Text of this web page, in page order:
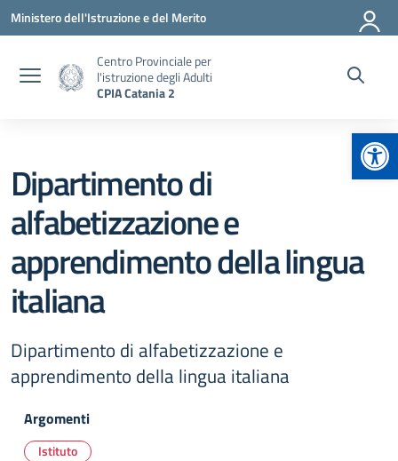
Vai ai contenuti
Vai al menu di navigazione
Vai al footer
Ministero dell'Istruzione e del Merito
Centro Provinciale per
l'istruzione degli Adulti
CPIA Catania 2
Dipartimento di
alfabetizzazione e
apprendimento della lingua
italiana
Dipartimento di alfabetizzazione e
apprendimento della lingua italiana
Argomenti
Istituto